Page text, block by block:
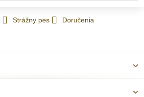
Strážny pes Doručenia